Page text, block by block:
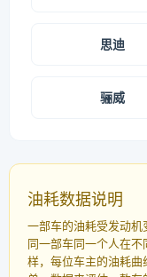
思迪
骊威
油耗数据说明
一部车的油耗受发动机
同一部车同一个人在
样，每位车主的油耗